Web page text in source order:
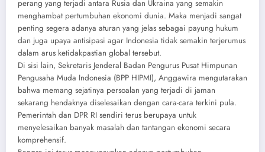
perang yang terjadi antara Rusia dan Ukraina yang semakin
menghambat pertumbuhan ekonomi dunia. Maka menjadi sangat
penting segera adanya aturan yang jelas sebagai payung hukum
dan juga upaya antisipasi agar Indonesia tidak semakin terjerumus
dalam arus ketidakpastian global tersebut.
Di sisi lain, Sekretaris Jenderal Badan Pengurus Pusat Himpunan
Pengusaha Muda Indonesia (BPP HIPMI), Anggawira mengutarakan
bahwa memang sejatinya persoalan yang terjadi di jaman
sekarang hendaknya diselesaikan dengan cara-cara terkini pula.
Pemerintah dan DPR RI sendiri terus berupaya untuk
menyelesaikan banyak masalah dan tantangan ekonomi secara
komprehensif.